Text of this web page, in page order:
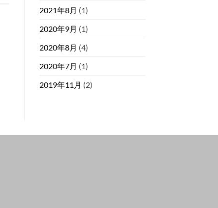
2021年8月 (1)
2020年9月 (1)
2020年8月 (4)
2020年7月 (1)
2019年11月 (2)